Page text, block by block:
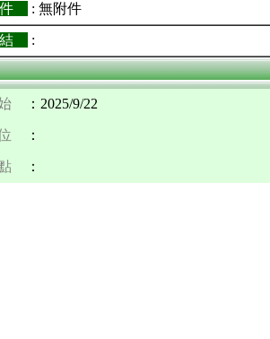
: 無附件
:
：2025/9/22
：
：